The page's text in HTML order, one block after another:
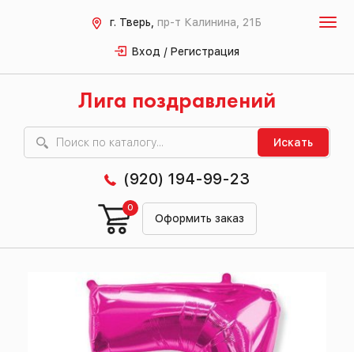
г. Тверь, пр-т Калинина, 21Б
Вход / Регистрация
Лига поздравлений
Искать
(920) 194-99-23
Оформить заказ
0